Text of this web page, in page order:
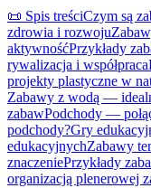
📜 Spis treściCzym są
zdrowia i rozwoju
aktywnośćPrzykłady
rywalizacja i współpraca
projekty plastyczne w
Zabawy z wodą —
zabawPodchody —
podchody?Gry
edukacyjnychZabawy
znaczeniePrzykłady
organizacją plenerowej